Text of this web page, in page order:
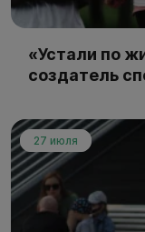
«Устали по
создатель
27 июля